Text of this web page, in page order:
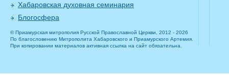
Хабаровская духовная семинария
Блогосфера
© Приамурская митрополия Русской Православной Церкви, 2012 - 2026
По благословению Митрополита Хабаровского и Приамурского Артемия.
При копировании материалов активная ссылка на сайт обязательна.